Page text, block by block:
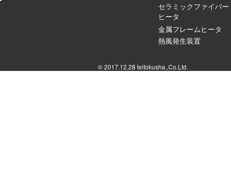
セラミックファイバー
ヒータ
金属フレームヒータ
熱風発生装置
© 2017.12.28 teitokusha.,Co.Ltd.